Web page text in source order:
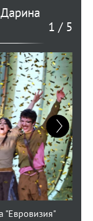
1 / 5
"Евровизия"